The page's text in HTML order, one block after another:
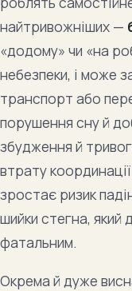
найтривожніших —
«додому» чи «на
небезпеки, і може
транспорт або
порушення сну й
збудження й
втрату
зростає ризик
шийки стегна, який
фатальним.
Окрема й дуже